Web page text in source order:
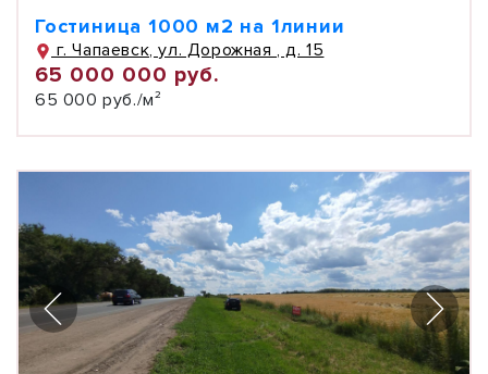
Гостиница 1000 м2 на 1линии
г. Чапаевск, ул. Дорожная , д. 15
65 000 000 руб.
65 000 руб./м²